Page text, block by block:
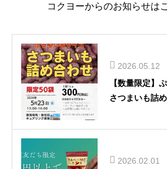
コクヨーからのお知らせは
2026.05.12
【数量限定】
さつまいも詰
2026.02.01